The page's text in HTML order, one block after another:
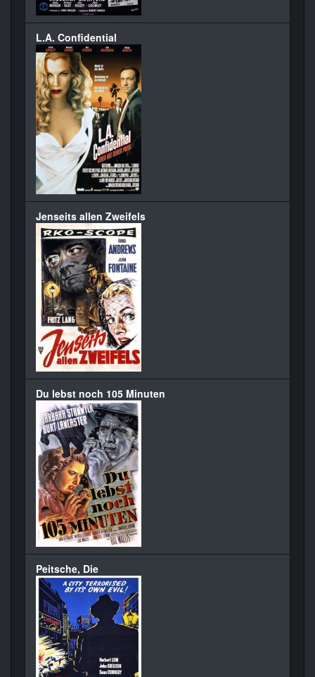
L.A. Confidential
Jenseits allen Zweifels
Du lebst noch 105 Minuten
Peitsche, Die